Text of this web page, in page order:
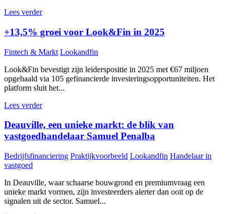
Lees verder
+13,5% groei voor Look&Fin in 2025
Fintech & Markt Lookandfin
Look&Fin bevestigt zijn leiderspositie in 2025 met €67 miljoen
opgehaald via 105 gefinancierde investeringsopportuniteiten. Het
platform sluit het...
Lees verder
Deauville, een unieke markt: de blik van
vastgoedhandelaar Samuel Penalba
Bedrijfsfinanciering Praktijkvoorbeeld Lookandfin Handelaar in
vastgoed
In Deauville, waar schaarse bouwgrond en premiumvraag een
unieke markt vormen, zijn investeerders alerter dan ooit op de
signalen uit de sector. Samuel...